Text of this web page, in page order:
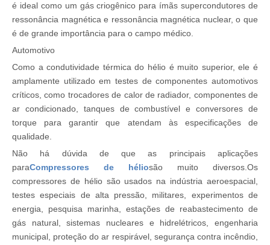
é ideal como um gás criogênico para ímãs supercondutores de
ressonância magnética e ressonância magnética nuclear, o que
é de grande importância para o campo médico.
Automotivo
Como a condutividade térmica do hélio é muito superior, ele é
amplamente utilizado em testes de componentes automotivos
críticos, como trocadores de calor de radiador, componentes de
ar condicionado, tanques de combustível e conversores de
torque para garantir que atendam às especificações de
qualidade.
Não há dúvida de que as principais aplicações
paraCompressores de héliosão muito diversos.Os
compressores de hélio são usados ​​na indústria aeroespacial,
testes especiais de alta pressão, militares, experimentos de
energia, pesquisa marinha, estações de reabastecimento de
gás natural, sistemas nucleares e hidrelétricos, engenharia
municipal, proteção do ar respirável, segurança contra incêndio,